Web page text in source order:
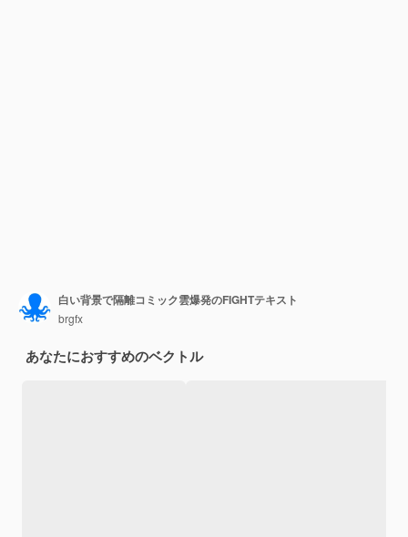
白い背景で隔離コミック雲爆発のFIGHTテキスト
brgfx
あなたにおすすめのベクトル